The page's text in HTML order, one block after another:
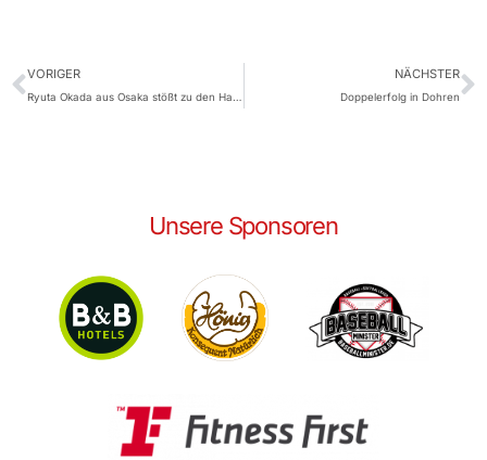
VORIGER NÄCHSTER
Doppelerfolg in Dohren
Unsere Sponsoren